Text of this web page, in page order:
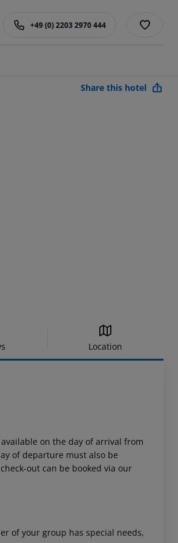
+49 (0) 2203 2970 444
Share this hotel
Location
on the day of arrival from
of departure must also be
out can be booked via our
of your group has special needs,